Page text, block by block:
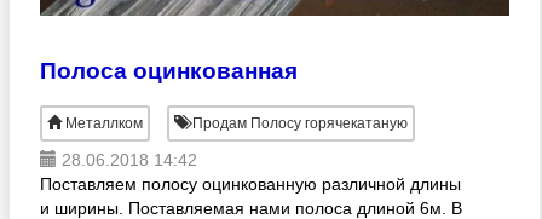
Полоса оцинкованная
Металлком Продам Полосу горячекатаную
28.06.2018 14:42
Поставляем полосу оцинкованную различной длины
и ширины. Поставляемая нами полоса длиной 6м. В